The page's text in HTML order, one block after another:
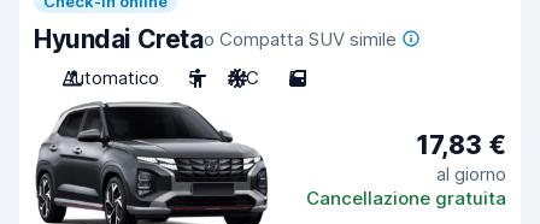
Hyundai Cretao Compatta SUV simile
Automatico
5 A/C 5
17,83 €
al giorno
Cancellazione gratuita